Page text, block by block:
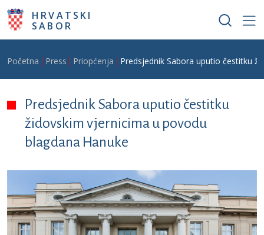
Skoči na glavni sadržaj
HRVATSKI
SABOR
Breadcrumb
Početna Press Priopćenja Predsjednik Sabora uputio čestitku
Predsjednik Sabora uputio čestitku
židovskim vjernicima u povodu
blagdana Hanuke